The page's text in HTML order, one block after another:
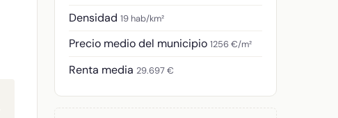
Densidad 19 hab/km²
Precio medio del municipio 1256 €/m²
Renta media 29.697 €